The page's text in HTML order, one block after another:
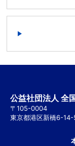
公益社団法人 全
〒105-0004
東京都港区新橋6-